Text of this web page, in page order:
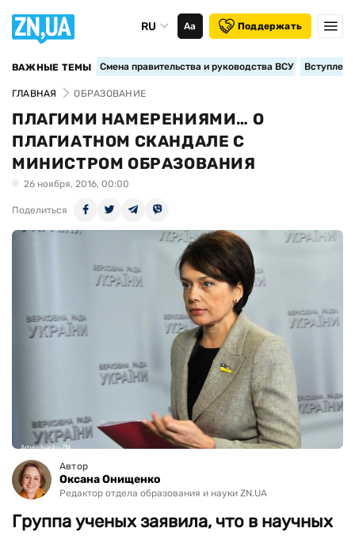
RU Аа Поддержать
ВАЖНЫЕ ТЕМЫ Смена правительства и руководства ВСУ
ГЛАВНАЯ ОБРАЗОВАНИЕ
ПЛАГИМИ НАМЕРЕНИЯМИ… О
ПЛАГИАТНОМ СКАНДАЛЕ С
МИНИСТРОМ ОБРАЗОВАНИЯ
26 ноября, 2016, 00:00
Поделиться
Автор
Оксана Онищенко
Редактор отдела образования и науки ZN.UA
Группа ученых заявила, что в научных